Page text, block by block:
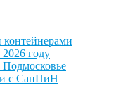
году
Подмосковье
с СанПиН